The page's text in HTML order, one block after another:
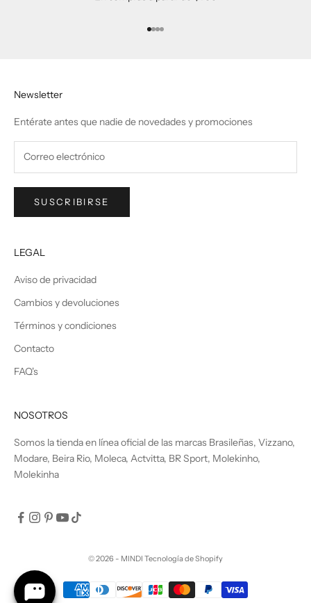
Ir al artículo 1
Ir al artículo 2
Ir al artículo 3
Ir al artículo 4
Newsletter
Entérate antes que nadie de novedades y promociones
SUSCRIBIRSE
LEGAL
Aviso de privacidad
Cambios y devoluciones
Términos y condiciones
Contacto
FAQ's
NOSOTROS
Somos la tienda en línea oficial de las marcas Brasileñas, Vizzano,
Modare, Beira Rio, Moleca, Actvitta, BR Sport, Molekinho,
Molekinha
© 2026 - MINDI Tecnología de Shopify